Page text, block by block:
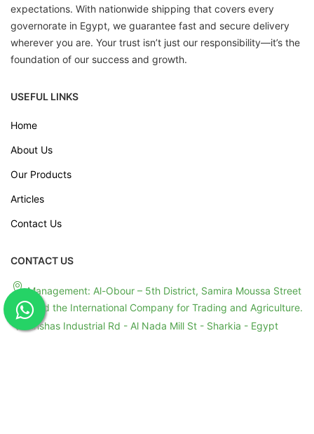
expectations. With nationwide shipping that covers every
governorate in Egypt, we guarantee fast and secure delivery
wherever you are. Your trust isn’t just our responsibility—it’s the
foundation of our success and growth.
USEFUL LINKS
Home
About Us
Our Products
Articles
Contact Us
CONTACT US
Management: Al-Obour – 5th District, Samira Moussa Street
– Behind the International Company for Trading and Agriculture.
Anshas Industrial Rd - Al Nada Mill St - Sharkia - Egypt